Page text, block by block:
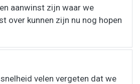
aanwinst zijn waar we
over kunnen zijn nu nog hopen
velen vergeten dat we